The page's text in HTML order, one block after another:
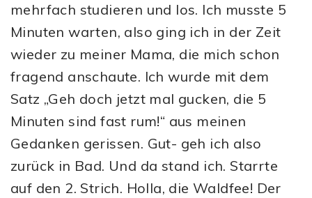
mehrfach studieren und los. Ich musste 5
Minuten warten, also ging ich in der Zeit
wieder zu meiner Mama, die mich schon
fragend anschaute. Ich wurde mit dem
Satz „Geh doch jetzt mal gucken, die 5
Minuten sind fast rum!“ aus meinen
Gedanken gerissen. Gut- geh ich also
zurück in Bad. Und da stand ich. Starrte
auf den 2. Strich. Holla, die Waldfee! Der